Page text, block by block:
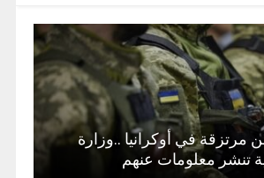
مرتزقة في أوكرانيا ..وزارة
تنشر معلومات عنهم